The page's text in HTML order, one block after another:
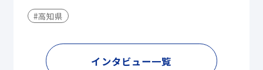
#高知県
インタビュー一覧